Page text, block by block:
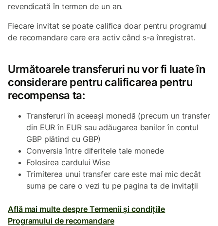
revendicată în termen de un an.
Fiecare invitat se poate califica doar pentru programul
de recomandare care era activ când s-a înregistrat.
Următoarele transferuri nu vor fi luate în
considerare pentru calificarea pentru
recompensa ta:
Transferuri în aceeași monedă (precum un transfer
din EUR în EUR sau adăugarea banilor în contul
GBP plătind cu GBP)
Conversia între diferitele tale monede
Folosirea cardului Wise
Trimiterea unui transfer care este mai mic decât
suma pe care o vezi tu pe pagina ta de invitații
Află mai multe despre Termenii și condițiile
Programului de recomandare